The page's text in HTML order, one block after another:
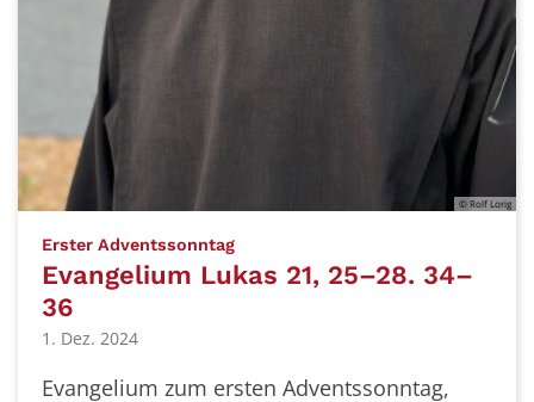
© Rolf Lorig
Erster Adventssonntag:
Evangelium Lukas 21, 25–28. 34–
36
1. Dez. 2024
Evangelium zum ersten Adventssonntag,